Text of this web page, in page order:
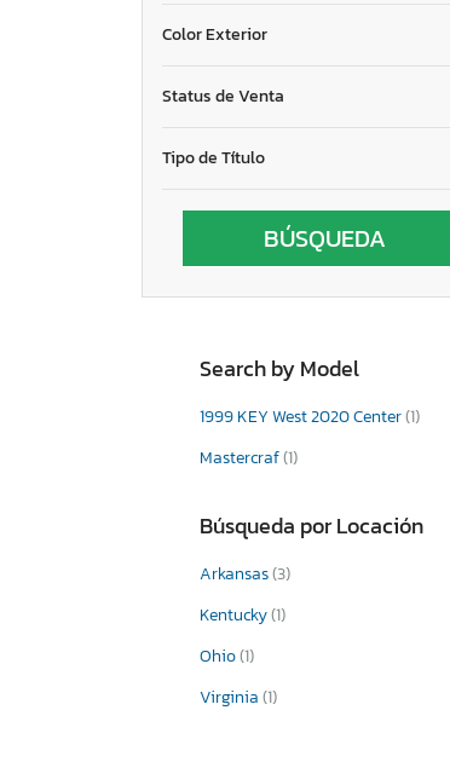
Color Exterior
Status de Venta
Tipo de Título
Search by Model
1999 KEY West 2020 Center(1)
Mastercraf(1)
Búsqueda por Locación
Arkansas(3)
Kentucky(1)
Ohio(1)
Virginia(1)